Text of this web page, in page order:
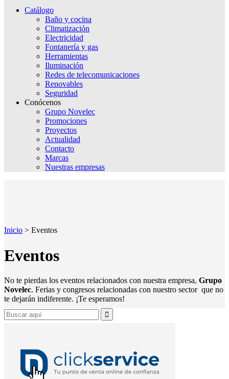
Catálogo
Baño y cocina
Climatización
Electricidad
Fontanería y gas
Herramientas
Iluminación
Redes de telecomunicaciones
Renovables
Seguridad
Conócenos
Grupo Novelec
Promociones
Proyectos
Actualidad
Contacto
Marcas
Nuestras empresas
Inicio > Eventos
Eventos
No te pierdas los eventos relacionados con nuestra empresa, Grupo
Novelec. Ferias y congresos relacionadas con nuestro sector que no
te dejarán indiferente. ¡Te esperamos!
Search
for: